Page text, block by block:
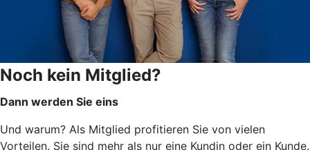
Noch kein Mitglied?
Dann werden Sie eins
Und warum? Als Mitglied profitieren Sie von vielen
Vorteilen. Sie sind mehr als nur eine Kundin oder ein Kunde.